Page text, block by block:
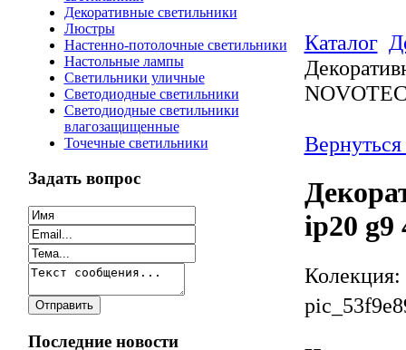
Декоративные светильники
Люстры
Настенно-потолочные светильники
Настольные лампы
Светильники уличные
Светодиодные светильники
Светодиодные светильники
влагозащищенные
Точечные светильники
Задать вопрос
Последние новости
Каталог
ip20 g9